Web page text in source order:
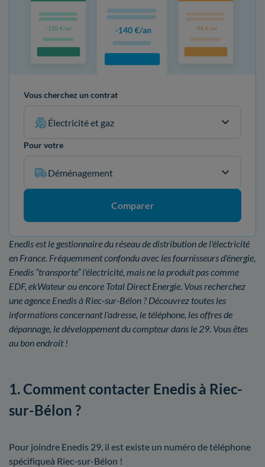
Vous cherchez un contrat
Électricité et gaz
Pour votre
Déménagement
Comparer
Enedis est le gestionnaire du réseau de distribution de l'électricité
en France. Fréquemment confondu avec les fournisseurs d'énergie,
Enedis “transporte” l'électricité, mais ne la produit pas comme
EDF, ekWateur ou encore Total Direct Energie. Vous recherchez
une agence Enedis à Riec-sur-Bélon ? Découvrez toutes les
informations concernant l'adresse, le téléphone, les offres de
dépannage, le développement du compteur dans le 29. Vous êtes
au bon endroit !
1. Comment contacter Enedis à Riec-
sur-Bélon ?
Pour joindre Enedis 29, il est existe un numéro de téléphone
spécifiqueà Riec-sur-Bélon !